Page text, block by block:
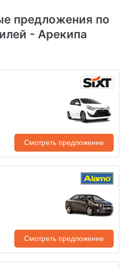
предложения по
- Арекипа
Смотреть предложение
Смотреть предложение